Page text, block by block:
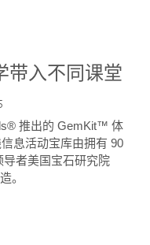
带入不同课堂
推出的 GemKit™ 体
息活动宝库由拥有 90
者美国宝石研究院
。